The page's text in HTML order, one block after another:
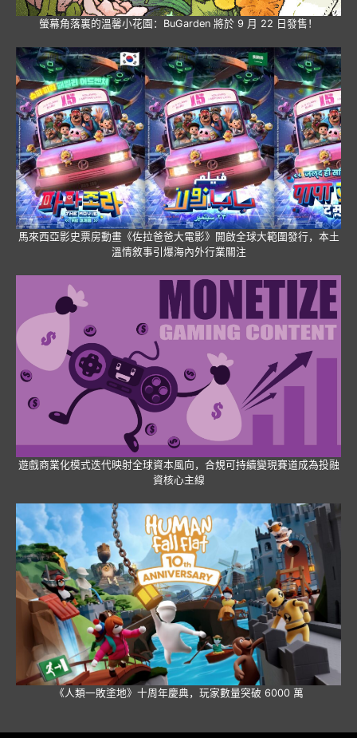
螢幕角落裏的溫馨小花園：BuGarden 將於 9 月 22 日發售！
馬來西亞影史票房動畫《佐拉爸爸大電影》開啟全球大範圍發行，本土
溫情敘事引爆海內外行業關注
遊戲商業化模式迭代映射全球資本風向，合規可持續變現賽道成為投融
資核心主線
《人類一敗塗地》十周年慶典，玩家數量突破 6000 萬